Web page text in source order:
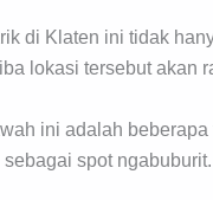
di Klaten ini tidak
lokasi tersebut akan
ini adalah
spot ngabuburit.